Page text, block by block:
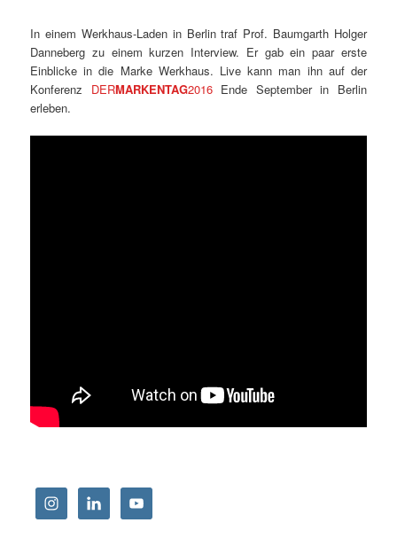
In einem Werkhaus-Laden in Berlin traf Prof. Baumgarth Holger
Danneberg zu einem kurzen Interview. Er gab ein paar erste
Einblicke in die Marke Werkhaus. Live kann man ihn auf der
Konferenz DERMARKENTAG2016Ende September in Berlin
erleben.